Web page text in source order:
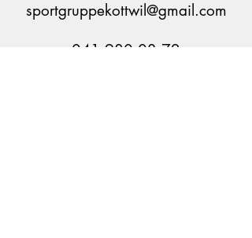
sportgruppekottwil@gmail.com
041 980 03 72